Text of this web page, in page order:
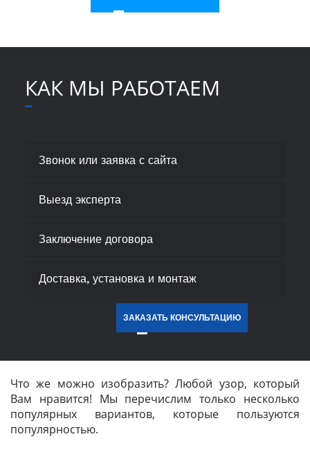
КАК МЫ РАБОТАЕМ
Звонок или заявка с сайта
Выезд эксперта
Заключение договора
Доставка, установка и монтаж
ЗАКАЗАТЬ КОНСУЛЬТАЦИЮ
Что же можно изобразить? Любой узор, который
Вам нравится! Мы перечислим только несколько
популярных вариантов, которые пользуются
популярностью.